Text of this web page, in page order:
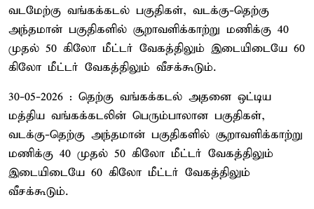
வடமேற்கு வங்கக்கடல் பகுதிகள், வடக்கு-தெற்கு
அந்தமான் பகுதிகளில் சூறாவளிக்காற்று மணிக்கு 40
முதல் 50 கிலோ மீட்டர் வேகத்திலும் இடையிடையே 60
கிலோ மீட்டர் வேகத்திலும் வீசக்கூடும்.
30-05-2026 : தெற்கு வங்கக்கடல் அதனை ஒட்டிய
மத்திய வங்கக்கடலின் பெரும்பாலான பகுதிகள்,
வடக்கு-தெற்கு அந்தமான் பகுதிகளில் சூறாவளிக்காற்று
மணிக்கு 40 முதல் 50 கிலோ மீட்டர் வேகத்திலும்
இடையிடையே 60 கிலோ மீட்டர் வேகத்திலும்
வீசக்கூடும்.